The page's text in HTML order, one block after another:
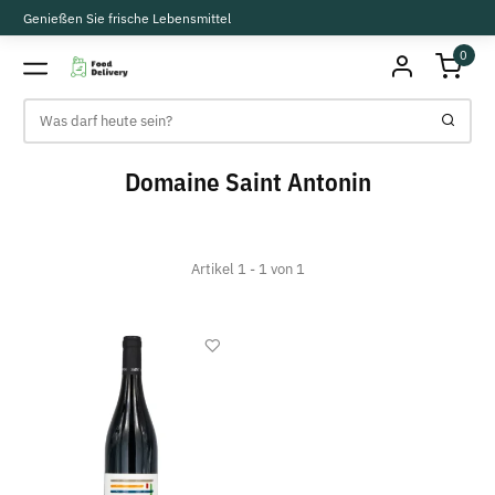
Genießen Sie frische Lebensmittel
0
Domaine Saint Antonin
Artikel 1 - 1 von 1